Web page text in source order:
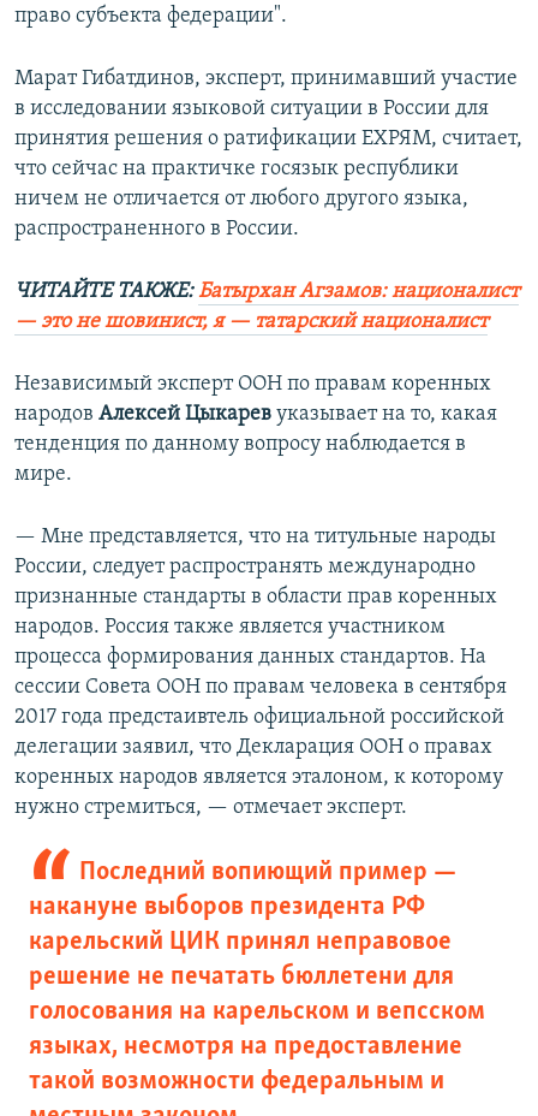
право субъекта федерации".
Марат Гибатдинов, эксперт, принимавший участие
в исследовании языковой ситуации в России для
принятия решения о ратификации ЕХРЯМ, считает,
что сейчас на практичке госязык республики
ничем не отличается от любого другого языка,
распространенного в России.
ЧИТАЙТЕ ТАКЖЕ:Батырхан Агзамов: националист
— это не шовинист, я — татарский националист
Независимый эксперт ООН по правам коренных
народов Алексей Цыкарев указывает на то, какая
тенденция по данному вопросу наблюдается в
мире.
— Мне представляется, что на титульные народы
России, следует распространять международно
признанные стандарты в области прав коренных
народов. Россия также является участником
процесса формирования данных стандартов. На
сессии Совета ООН по правам человека в сентября
2017 года предстаивтель официальной российской
делегации заявил, что Декларация ООН о правах
коренных народов является эталоном, к которому
нужно стремиться, — отмечает эксперт.
Последний вопиющий пример —
накануне выборов президента РФ
карельский ЦИК принял неправовое
решение не печатать бюллетени для
голосования на карельском и вепсском
языках, несмотря на предоставление
такой возможности федеральным и